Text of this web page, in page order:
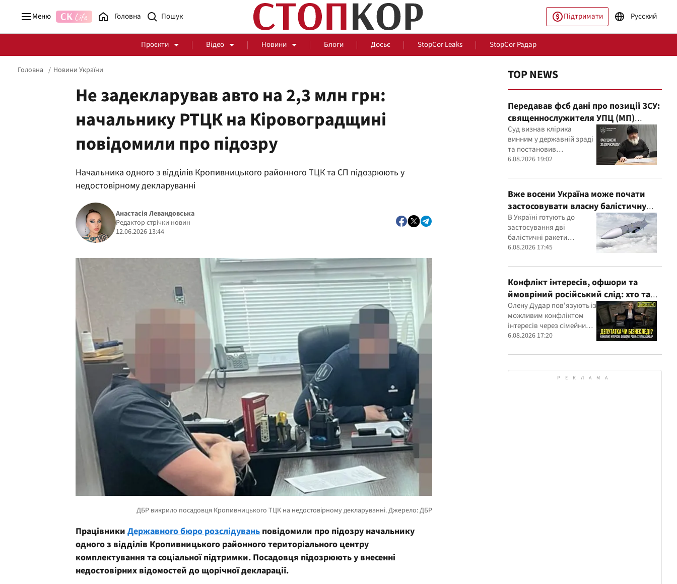
Меню Головна Підтримати Русский
Проєкти Відео Новини Блоги Досьє StopCor Leaks StopCor Радар
Стоп Політичній Корупції Чесні закупівлі За парканом
Головна Новини України
Не задекларував авто на 2,3 млн грн:
начальнику РТЦК на Кіровоградщині
повідомили про підозру
Начальника одного з відділів Кропивницького районного ТЦК та СП підозрюють у
недостовірному декларуванні
Анастасія Левандовська
Редактор стрічки новин
12.06.2026 13:44
Працівники Державного бюро розслідувань повідомили про підозру начальнику
одного з відділів Кропивницького районного територіального центру
комплектування та соціальної підтримки. Посадовця підозрюють у внесенні
недостовірних відомостей до щорічної декларації.
TOP NEWS
Передавав фсб дані про позиції ЗСУ:
священнослужителя УПЦ (МП)
засудили до 15 років
Суд визнав клірика
винним у державній зраді
та постановив
конфіскувати його майно
6.08.2026 19:02
Вже восени Україна може почати
застосовувати власну балістичну
ракету FP-7 по ворожих цілях
В Україні готують до
застосування дві
балістичні ракети
власного виробництва
6.08.2026 17:45
Конфлікт інтересів, офшори та
ймовріний російський слід: хто така
Олена Дудар
Олену Дудар пов'язують із
можливим конфліктом
інтересів через сімейний
будівельний бізнес,
справи
6.08.2026 17:20